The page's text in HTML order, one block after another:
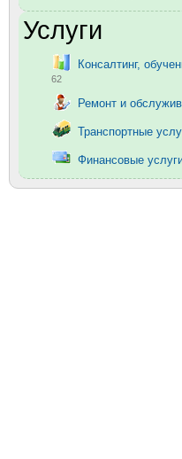
Услуги
Консалтинг,
62
Ремонт и
Транспортные
Финансовые